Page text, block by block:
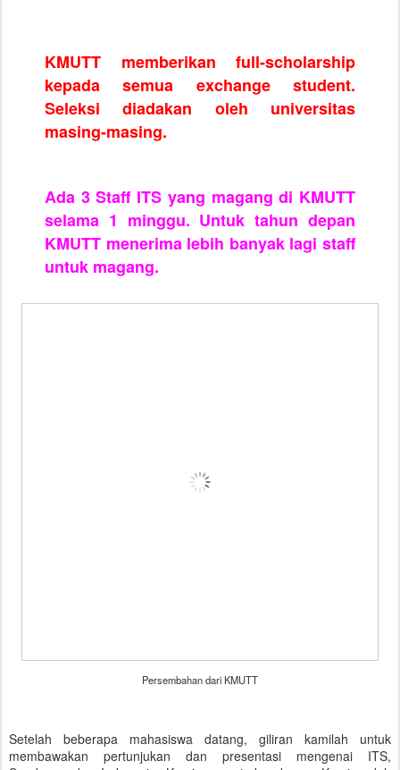
KMUTT memberikan full-scholarship
kepada semua exchange student.
Seleksi diadakan oleh universitas
masing-masing.
Ada 3 Staff ITS yang magang di KMUTT
selama 1 minggu. Untuk tahun depan
KMUTT menerima lebih banyak lagi staff
untuk magang.
Persembahan dari KMUTT
Setelah beberapa mahasiswa datang, giliran kamilah untuk
membawakan pertunjukan dan presentasi mengenai ITS,